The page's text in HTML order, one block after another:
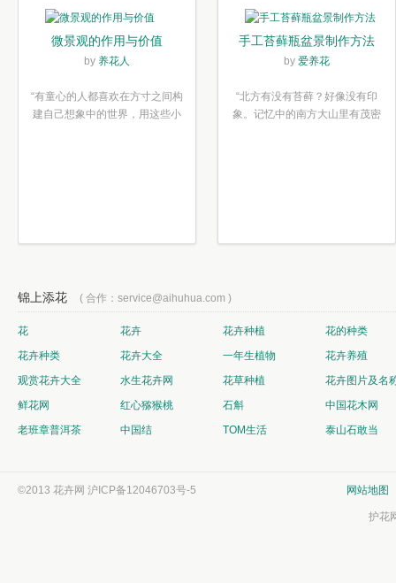
微景观的作用与价值
by 养花人
“有童心的人都喜欢在方寸之间构
建自己想象中的世界，用这些小
手工苔藓瓶盆景制作方法
by 爱养花
“北方有没有苔藓？好像没有印
象。记忆中的南方大山里有茂密
锦上添花 ( 合作：service@aihuhua.com )
花 花卉 花卉种植
花的种类
花卉种类
花卉大全 一年生植物
花卉养殖
观赏花卉大全
水生花卉网 花草种植
花卉图片及名
鲜花网
红心猕猴桃 石斛
中国花木网
老班章普洱茶
中国结 TOM生活 泰山石敢当
©2013 花卉网 沪ICP备12046703号-5 网站地图
护花